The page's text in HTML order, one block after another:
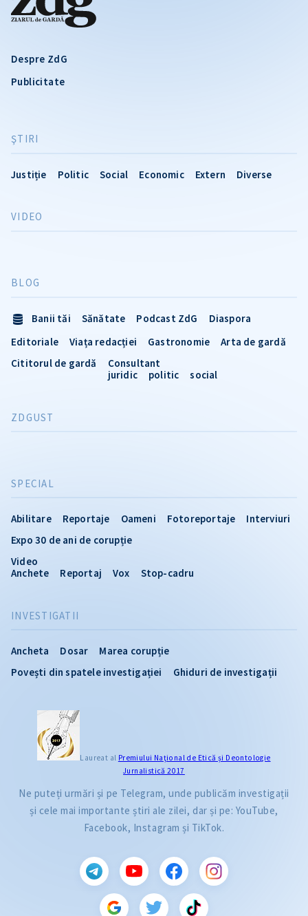
Despre ZdG
Publicitate
ŞTIRI
Justiție Politic Social Economic Extern Diverse
INVESTIGATII
Ancheta Dosar
Marea corupție
Povești din spatele investigației
Ghiduri de investigații
VIDEO
SPECIAL
Abilitare Reportaje Oameni Fotoreportaje
Interviuri
Expo 30 de ani de corupție
Video
Anchete
Reportaj Vox Stop-cadru
BLOG
Banii tăi Sănătate Podcast ZdG
Diaspora
Editoriale
Viața redacției Gastronomie
Arta de gardă
Cititorul de gardă
Consultant
juridic
politic social
ZDGUST
Laureat al Premiului Naţional de Etică și Deontologie
Jurnalistică 2017
Ne puteți urmări și pe Telegram, unde publicăm investigații
și cele mai importante știri ale zilei, dar și pe: YouTube,
Facebook, Instagram și TikTok.